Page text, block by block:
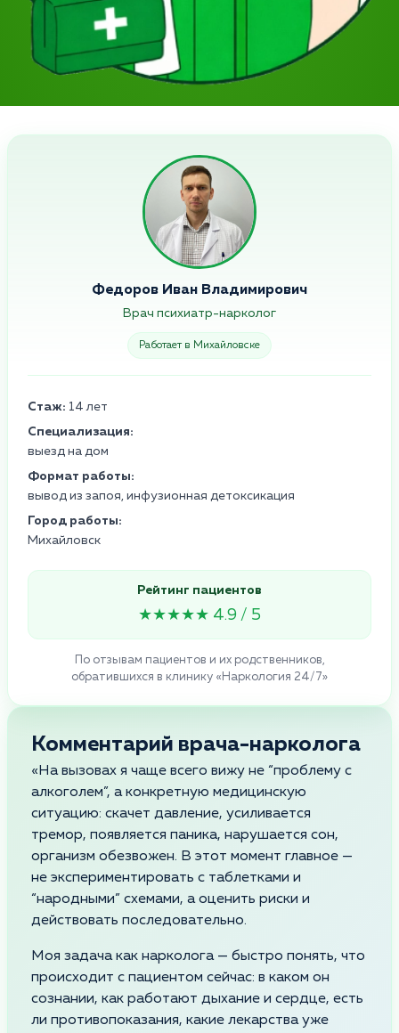
Федоров Иван Владимирович
Врач психиатр-нарколог
Работает в Михайловске
Стаж: 14 лет
Специализация:
выезд на дом
Формат работы:
вывод из запоя, инфузионная детоксикация
Город работы:
Михайловск
Рейтинг пациентов
★★★★★ 4.9 / 5
По отзывам пациентов и их родственников,
обратившихся в клинику «Наркология 24/7»
Комментарий врача-нарколога
«На вызовах я чаще всего вижу не “проблему с
алкоголем”, а конкретную медицинскую
ситуацию: скачет давление, усиливается
тремор, появляется паника, нарушается сон,
организм обезвожен. В этот момент главное —
не экспериментировать с таблетками и
“народными” схемами, а оценить риски и
действовать последовательно.
Моя задача как нарколога — быстро понять, что
происходит с пациентом сейчас: в каком он
сознании, как работают дыхание и сердце, есть
ли противопоказания, какие лекарства уже